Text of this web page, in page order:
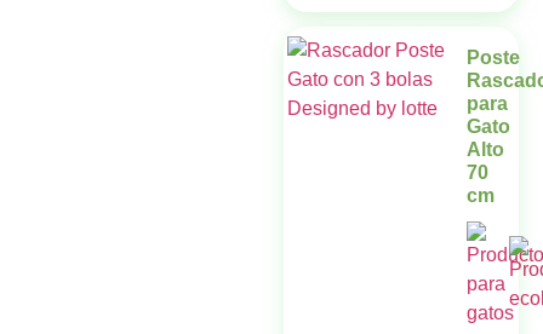
Poste
para
Gato
Alto
70
cm